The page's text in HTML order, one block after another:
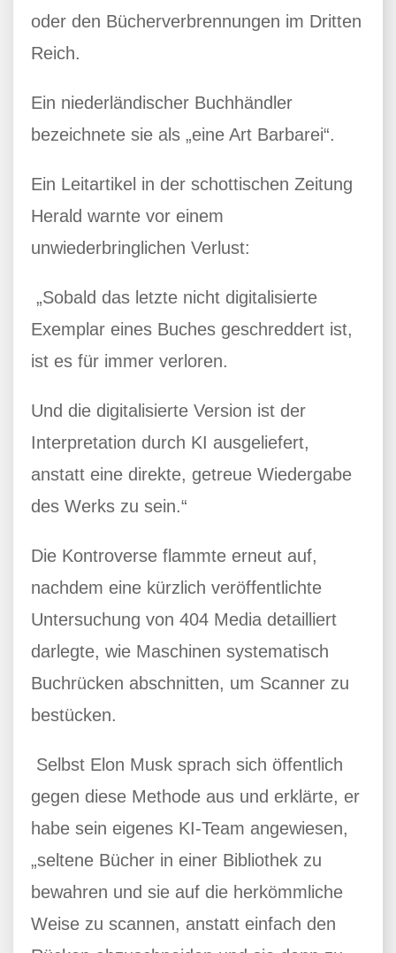
oder den Bücherverbrennungen im Dritten
Reich.
Ein niederländischer Buchhändler
bezeichnete sie als „eine Art Barbarei“.
Ein Leitartikel in der schottischen Zeitung
Herald warnte vor einem
unwiederbringlichen Verlust:
„Sobald das letzte nicht digitalisierte
Exemplar eines Buches geschreddert ist,
ist es für immer verloren.
Und die digitalisierte Version ist der
Interpretation durch KI ausgeliefert,
anstatt eine direkte, getreue Wiedergabe
des Werks zu sein.“
Die Kontroverse flammte erneut auf,
nachdem eine kürzlich veröffentlichte
Untersuchung von 404 Media detailliert
darlegte, wie Maschinen systematisch
Buchrücken abschnitten, um Scanner zu
bestücken.
Selbst Elon Musk sprach sich öffentlich
gegen diese Methode aus und erklärte, er
habe sein eigenes KI-Team angewiesen,
„seltene Bücher in einer Bibliothek zu
bewahren und sie auf die herkömmliche
Weise zu scannen, anstatt einfach den